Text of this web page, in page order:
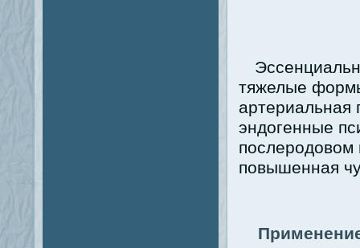
тяжелые
артериальная
эндогенные
послеродовом
повышенная